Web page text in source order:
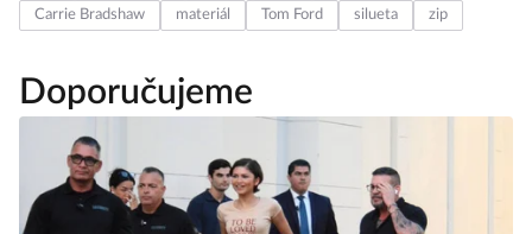
Carrie Bradshaw
materiál Tom Ford silueta zip
Doporučujeme